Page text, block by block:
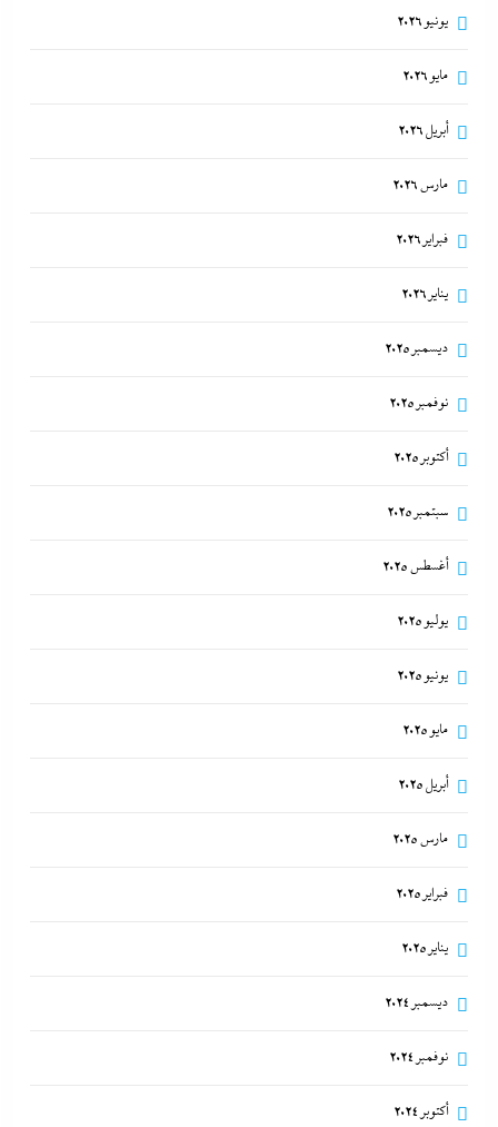
اتهامات مخابراتية غربية: إيران تعرض “صفقة مضيق”
بترقب أمريكي إسرائيلى
يونيو 2026
مايو 2026
أبريل 2026
مارس 2026
فبراير 2026
يناير 2026
ديسمبر 2025
نوفمبر 2025
أكتوبر 2025
سبتمبر 2025
أغسطس 2025
يوليو 2025
يونيو 2025
مايو 2025
أبريل 2025
مارس 2025
فبراير 2025
يناير 2025
ديسمبر 2024
نوفمبر 2024
أكتوبر 2024